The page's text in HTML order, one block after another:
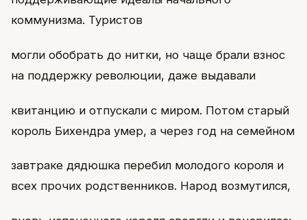
коммунизма. Туристов
могли обобрать до нитки, но чаще брали взнос
на поддержку революции, даже выдавали
квитанцию и отпускали с миром. Потом старый
король Бихендра умер, а через год на семейном
завтраке дядюшка перебил молодого короля и
всех прочих родственников. Народ возмутился,